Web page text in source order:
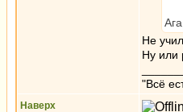
Не
Ну или
"Всё
Наверх